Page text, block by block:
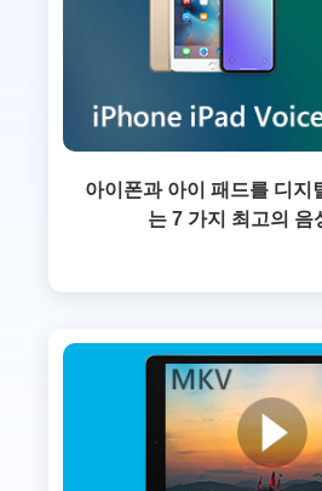
아이폰과 아이 패드를 디지
는 7 가지 최고의 음